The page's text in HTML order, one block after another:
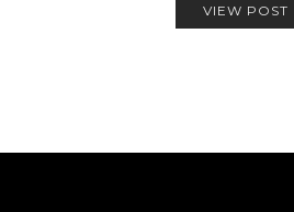
VIEW POST